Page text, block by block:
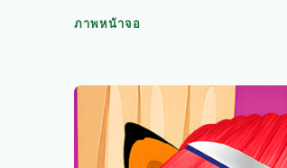
ภาพหน้าจอ